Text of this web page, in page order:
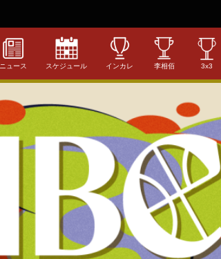
ニュース スケジュール インカレ 李相佰 3x3